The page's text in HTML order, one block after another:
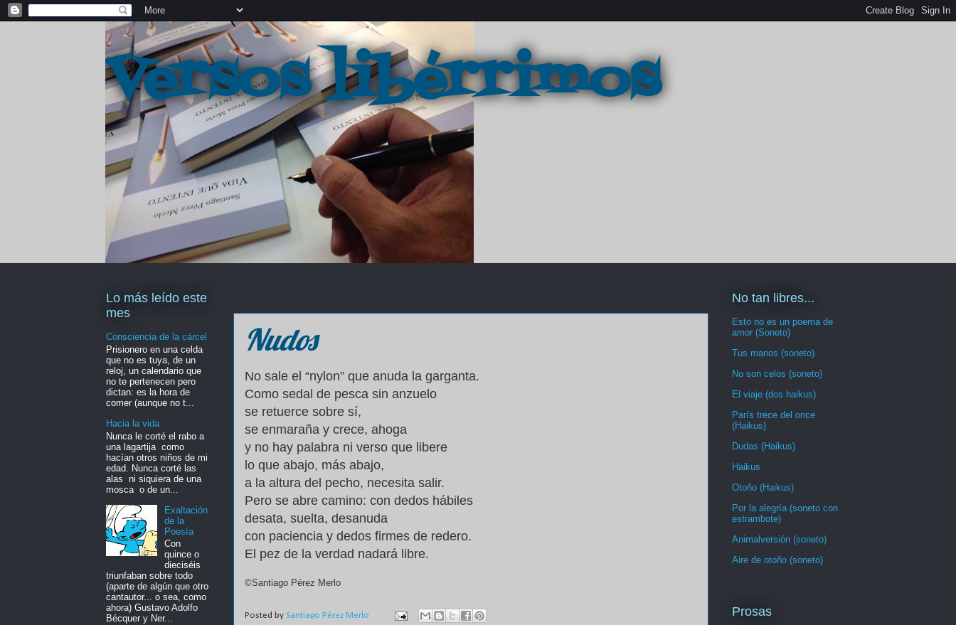
Versos libérrimos
Nudos
No sale el “nylon” que anuda la garganta.
Como sedal de pesca sin anzuelo
se retuerce sobre sí,
se enmaraña y crece, ahoga
y no hay palabra ni verso que libere
lo que abajo, más abajo,
a la altura del pecho, necesita salir.
Pero se abre camino: con dedos hábiles
desata, suelta, desanuda
con paciencia y dedos firmes de redero.
El pez de la verdad nadará libre.
©Santiago Pérez Merlo
Posted by Santiago Pérez Merlo
Lo más leído este
mes
Consciencia de la cárcel
Prisionero en una celda
que no es tuya, de un
reloj, un calendario que
no te pertenecen pero
dictan: es la hora de
comer (aunque no t...
Hacia la vida
Nunca le corté el rabo a
una lagartija como
hacían otros niños de mi
edad. Nunca corté las
alas ni siquiera de una
mosca o de un...
Exaltación
de la
Poesía
Con
quince o
dieciséis
triunfaban sobre todo
(aparte de algún que otro
cantautor... o sea, como
ahora) Gustavo Adolfo
Bécquer y Ner...
No tan libres...
Esto no es un poema de
amor (Soneto)
Tus manos (soneto)
No son celos (soneto)
El viaje (dos haikus)
París trece del once
(Haikus)
Dudas (Haikus)
Haikus
Otoño (Haikus)
Por la alegría (soneto con
estrambote)
Animalversión (soneto)
Aire de otoño (soneto)
Prosas